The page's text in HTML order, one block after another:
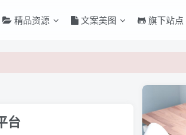
精品资源 文案美图 旗下站点
台